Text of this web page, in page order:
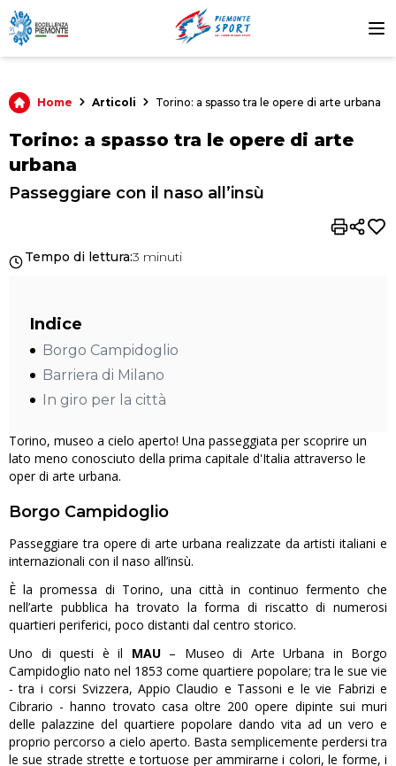
Home Articoli Torino: a spasso tra le opere di arte urbana
Torino: a spasso tra le opere di arte
urbana
Passeggiare con il naso all’insù
Tempo di lettura:3 minuti
Indice
Borgo Campidoglio
Barriera di Milano
In giro per la città
Torino, museo a cielo aperto! Una passeggiata per scoprire un
lato meno conosciuto della prima capitale d'Italia attraverso le
oper di arte urbana.
Borgo Campidoglio
Passeggiare tra opere di arte urbana realizzate da artisti italiani e
internazionali con il naso all’insù.
È la promessa di Torino, una città in continuo fermento che
nell’arte pubblica ha trovato la forma di riscatto di numerosi
quartieri periferici, poco distanti dal centro storico.
Uno di questi è il MAU– Museo di Arte Urbana in Borgo
Campidoglio nato nel 1853 come quartiere popolare; tra le sue vie
- tra i corsi Svizzera, Appio Claudio e Tassoni e le vie Fabrizi e
Cibrario - hanno trovato casa oltre 200 opere dipinte sui muri
delle palazzine del quartiere popolare dando vita ad un vero e
proprio percorso a cielo aperto. Basta semplicemente perdersi tra
le sue strade strette e tortuose per ammirarne i colori, le forme, i